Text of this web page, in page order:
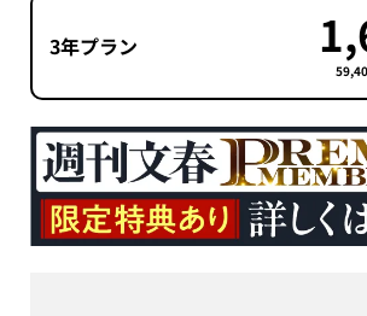
3年プラン